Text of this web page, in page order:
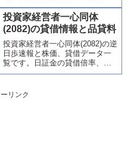
(信用買残、信用売残)、品貸料
(逆日歩)、東証の週末残高、規制
(注意喚起・申込停止)など、空売
り関連情報を集計し、図解でわ
かりやすくまとめて掲載してい
ます。
投資家経営者一心同体
(2082)の貸借情報と品貸料
投資家経営者一心同体(2082)の逆
日歩速報と株価、貸借データ一
覧です。日証金の貸借倍率、貸
借残(信用買残、信用売残)、品貸
制(注意喚起・申込停止)など、空
売り関連情報を集計し、図解で
リンク